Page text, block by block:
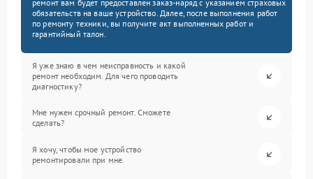
ремонт вам будет предоставлен заказ-наряд с указанием страховых
обязательств на ваше устройство. Далее, после выполнения работ
по ремонту техники, вы получите акт выполненных работ и
гарантийный талон.
Я уже знаю в чем неисправность и какой
ремонт необходим. Для чего проводить
диагностику?
Мне нужен срочный ремонт. Сможете
сделать?
Я хочу, чтобы мое устройство
ремонтировали при мне.